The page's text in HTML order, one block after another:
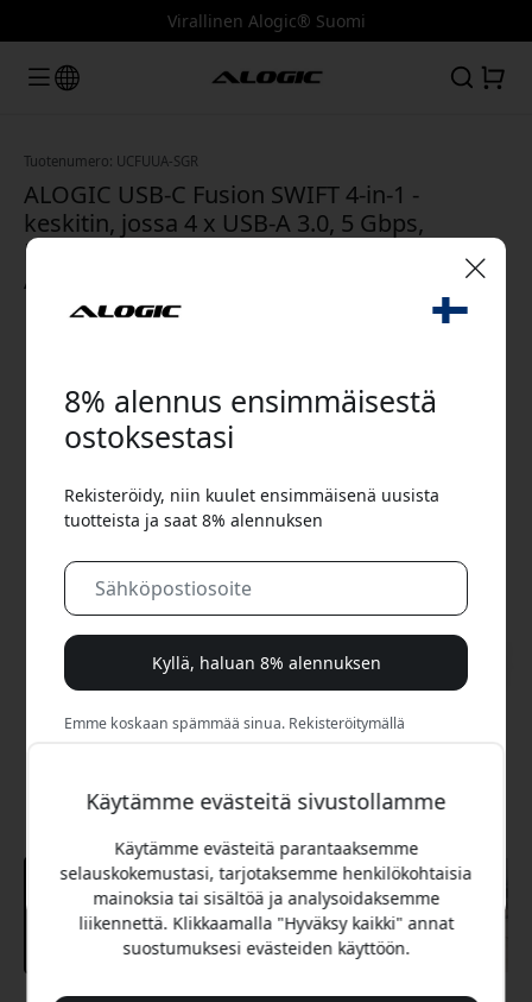
Virallinen Alogic® Suomi
Tuotenumero: UCFUUA-SGR
ALOGIC USB-C Fusion SWIFT 4-in-1 -
keskitin, jossa 4 x USB-A 3.0, 5 Gbps,
MacBookille, iPad Prolle ja Chromebookille -
Avaruuden harmaa
Käytämme evästeitä sivustollamme
Käytämme evästeitä parantaaksemme
selauskokemustasi, tarjotaksemme henkilökohtaisia
mainoksia tai sisältöä ja analysoidaksemme
liikennettä. Klikkaamalla "Hyväksy kaikki" annat
suostumuksesi evästeiden käyttöön.
8% alennus ensimmäisestä
ostoksestasi
Rekisteröidy, niin kuulet ensimmäisenä uusista
tuotteista ja saat 8% alennuksen
Kyllä, haluan 8% alennuksen
Emme koskaan spämmää sinua. Rekisteröitymällä
🎉 Alennuskoodisi:
Käytä tätä koodia kassalla saadaksesi 8%
alennuksen.